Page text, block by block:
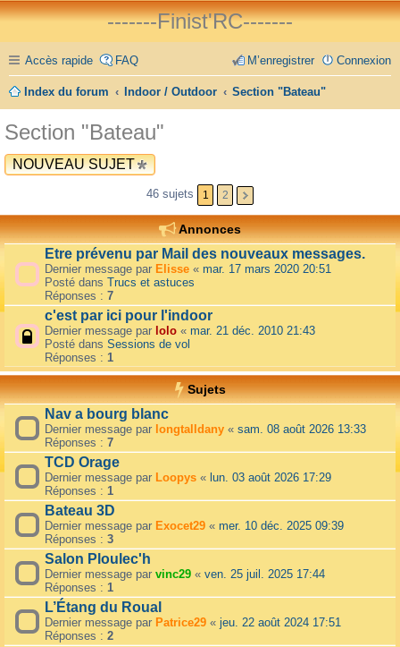
-------Finist'RC-------
Accès rapide FAQ Connexion
M’enregistrer
Index du forum Indoor / Outdoor Section "Bateau"
Section "Bateau"
NOUVEAU SUJET
46 sujets 1 2
Annonces
Etre prévenu par Mail des nouveaux messages.
Dernier message par Elisse « mar. 17 mars 2020 20:51
Posté dans Trucs et astuces
Réponses : 7
c'est par ici pour l'indoor
Dernier message par lolo « mar. 21 déc. 2010 21:43
Posté dans Sessions de vol
Réponses : 1
Sujets
Nav a bourg blanc
Dernier message par longtalldany « sam. 08 août 2026 13:33
Réponses : 7
TCD Orage
Dernier message par Loopys « lun. 03 août 2026 17:29
Réponses : 1
Bateau 3D
Dernier message par Exocet29 « mer. 10 déc. 2025 09:39
Réponses : 3
Salon Ploulec'h
Dernier message par vinc29 « ven. 25 juil. 2025 17:44
Réponses : 1
L’Étang du Roual
Dernier message par Patrice29 « jeu. 22 août 2024 17:51
Réponses : 2